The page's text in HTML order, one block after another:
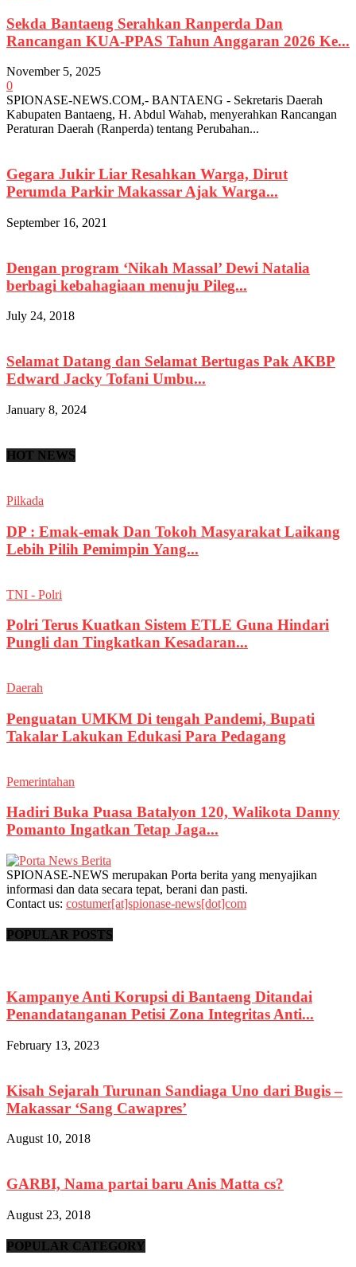
Sekda Bantaeng Serahkan Ranperda Dan
Rancangan KUA-PPAS Tahun Anggaran 2026 Ke...
November 5, 2025
0
SPIONASE-NEWS.COM,- BANTAENG - Sekretaris Daerah
Kabupaten Bantaeng, H. Abdul Wahab, menyerahkan Rancangan
Peraturan Daerah (Ranperda) tentang Perubahan...
Gegara Jukir Liar Resahkan Warga, Dirut
Perumda Parkir Makassar Ajak Warga...
September 16, 2021
Dengan program ‘Nikah Massal’ Dewi Natalia
berbagi kebahagiaan menuju Pileg...
July 24, 2018
Selamat Datang dan Selamat Bertugas Pak AKBP
Edward Jacky Tofani Umbu...
January 8, 2024
HOT NEWS
Pilkada
DP : Emak-emak Dan Tokoh Masyarakat Laikang
Lebih Pilih Pemimpin Yang...
TNI - Polri
Polri Terus Kuatkan Sistem ETLE Guna Hindari
Pungli dan Tingkatkan Kesadaran...
Daerah
Penguatan UMKM Di tengah Pandemi, Bupati
Takalar Lakukan Edukasi Para Pedagang
Pemerintahan
Hadiri Buka Puasa Batalyon 120, Walikota Danny
Pomanto Ingatkan Tetap Jaga...
SPIONASE-NEWS merupakan Porta berita yang menyajikan
informasi dan data secara tepat, berani dan pasti.
Contact us: costumer[at]spionase-news[dot]com
POPULAR POSTS
Kampanye Anti Korupsi di Bantaeng Ditandai
Penandatanganan Petisi Zona Integritas Anti...
February 13, 2023
Kisah Sejarah Turunan Sandiaga Uno dari Bugis –
Makassar ‘Sang Cawapres’
August 10, 2018
GARBI, Nama partai baru Anis Matta cs?
August 23, 2018
POPULAR CATEGORY